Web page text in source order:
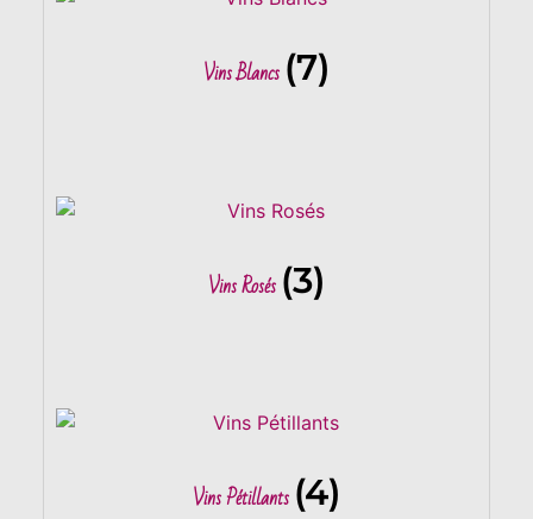
Vins Blancs(7)
Vins Rosés(3)
Vins Pétillants(4)